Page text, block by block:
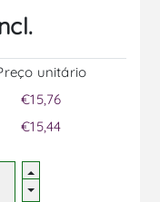
unitário
€15,76
€15,44